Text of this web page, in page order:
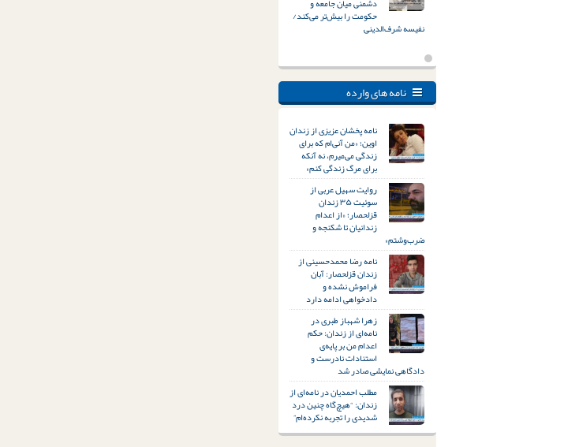
حکومت را بیش‌تر می‌کند/
نفیسه شرف‌الدینی
نامه های وارده
نامه پخشان عزیزی از زندان
اوین؛ «من آنی‌ام که برای
زندگی می‌میرم، نه آنکه
برای مرگ زندگی کنم»
روایت سهیل عربی از
سوئیت ۳۵ زندان
قزلحصار؛ «از اعدام
زندانیان تا شکنجه و
ضرب‌وشتم»
نامه رضا محمدحسینی از
زندان قزلحصار: آبان
فراموش نشده و
دادخواهی ادامه دارد
زهرا شهباز طبری در
نامه‌ای از زندان: حکم
اعدام من بر پایه‌ی
استنادات نادرست و
دادگاهی نمایشی صادر شد
مطلب احمدیان در نامه‌ای از
زندان: “هیچ‌گاه چنین درد
شدیدی را تجربه نکرده‌ام”